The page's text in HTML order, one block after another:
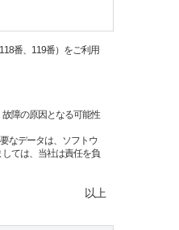
番、119番）をご利用
障の原因となる可能性
なデータは、ソフトウ
ては、当社は責任を負
以上